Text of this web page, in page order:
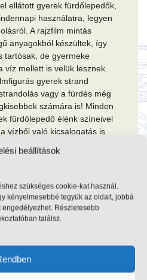
beállítások
szükséges cookie-kat használ.
kényelmesebbé tegyük az oldalt, jobbá
Részletesebb
találsz.
ellátott gyerek fürdőlepedők,
használatra, legyen
A rajzfilm mintás
anyagokból készültek, így
tartósak, de gyermeke
víz mellett is velük lesznek.
gyerek strand
vagy a fürdés még
számára is! Minden
fürdőlepedő élénk színeivel
vízből való kicsalogatás is
raktárunkról kerül